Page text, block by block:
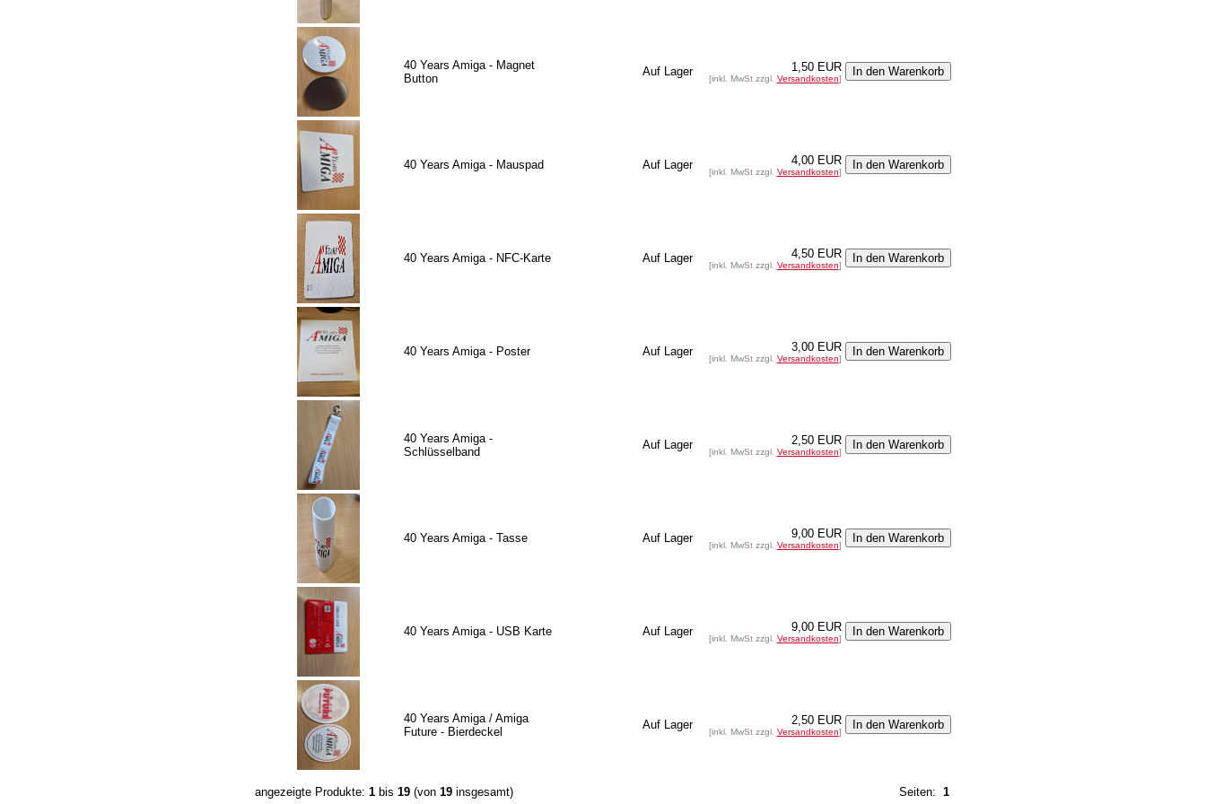
40 Years Amiga - Magnet
Button
Auf Lager 1,50 EUR
[inkl. MwSt zzgl. Versandkosten]
40 Years Amiga - Mauspad Auf Lager 4,00 EUR
[inkl. MwSt zzgl. Versandkosten]
40 Years Amiga - NFC-Karte Auf Lager 4,50 EUR
[inkl. MwSt zzgl. Versandkosten]
40 Years Amiga - Poster Auf Lager 3,00 EUR
[inkl. MwSt zzgl. Versandkosten]
40 Years Amiga -
Schlüsselband
Auf Lager 2,50 EUR
[inkl. MwSt zzgl. Versandkosten]
40 Years Amiga - Tasse Auf Lager 9,00 EUR
[inkl. MwSt zzgl. Versandkosten]
40 Years Amiga - USB Karte Auf Lager 9,00 EUR
[inkl. MwSt zzgl. Versandkosten]
40 Years Amiga / Amiga
Future - Bierdeckel
Auf Lager 2,50 EUR
[inkl. MwSt zzgl. Versandkosten]
Seiten: 1
angezeigte Produkte: 1bis 19(von 19insgesamt)